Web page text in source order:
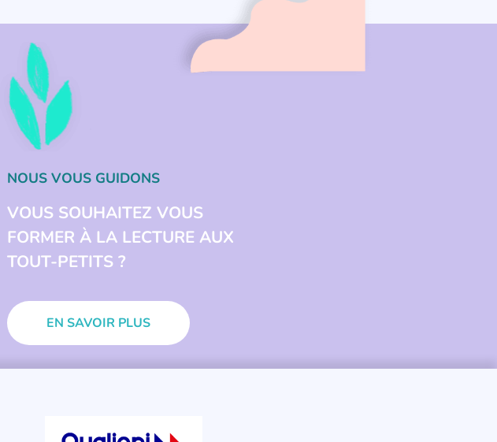
NOUS VOUS GUIDONS
VOUS SOUHAITEZ VOUS
FORMER À LA LECTURE AUX
TOUT-PETITS ?
EN SAVOIR PLUS